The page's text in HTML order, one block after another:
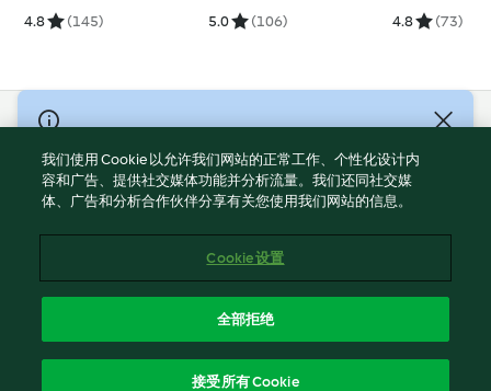
4.8 (145) 5.0 (106) 4.8 (73)
© Copyright 2021-2023 福维克信息科技(上海)有限公司 版权所有
2026
使用规定
Cookies
ICP许可证号：沪通信管自贸[2026]3号
我们使用 Cookie 以允许我们网站的正常工作、个性化设计内
容和广告、提供社交媒体功能并分析流量。我们还同社交媒
体、广告和分析合作伙伴分享有关您使用我们网站的信息。
Cookie 设置
全部拒绝
接受所有 Cookie